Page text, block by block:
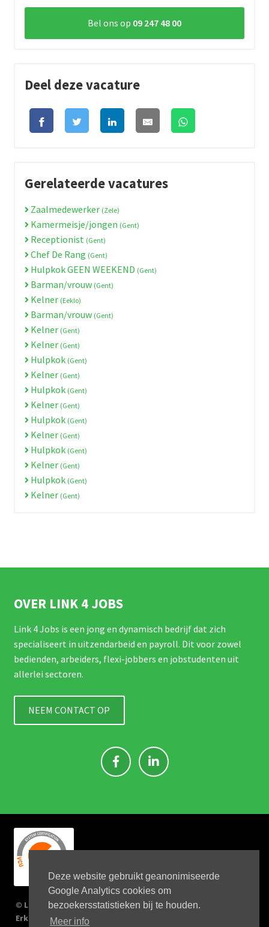
Deze website gebruikt geanonimiseerde
Google Analytics cookies om
bezoekersstatistieken bij te houden.
Meer info
Bel ons op 09 247 48 00
Deel deze vacature
Gerelateerde vacatures
Zaalmedewerker (Zele)
Kamermeisje/jongen (Gent)
Receptionist (Gent)
Chef De Rang (Gent)
Hulpkok GEEN WEEKEND (Gent)
Barman/vrouw (Gent)
Kelner (Eeklo)
Barman/vrouw (Gent)
Kelner (Gent)
Kelner (Gent)
Hulpkok (Gent)
Kelner (Gent)
Hulpkok (Gent)
Kelner (Gent)
Hulpkok (Gent)
Kelner (Gent)
Hulpkok (Gent)
Kelner (Gent)
Hulpkok (Gent)
Kelner (Gent)
OVER LINK 4 JOBS
Link 4 Jobs is een jong en dynamisch bedrijf dat zich
specialiseert in uitzendarbeid en payroll. Dit voor zowel
bedienden, arbeiders, flexi-jobbers en jobstudenten uit
allerlei sectoren.
NEEM CONTACT OP
© Link 4 Jobs 2023
Erkenningsnr: 2167/U